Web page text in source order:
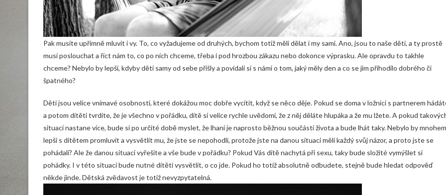
Pak musíte upřímně mluvit i vy. To, co vyžadujeme od druhých, bychom totiž měli dělat i my sami. Ano, jsou to naše děti, a ty prostě
musí poslouchat a říct nám to, co po nich chceme, třeba i pod hrozbou zákazu nebo dokonce výprasku. Ale opravdu to takhle
chceme? Nebylo by lepší, kdyby děti samy od sebe přišly a povídali si s námi o tom, jaký měly den a co se jim přihodilo dobrého či
špatného?
Děti jsou velice vnímavé osobnosti, které dokážou moc dobře vycítit, když se něco děje. Pokud se doma v ložnici s partnerem
a potom dítěti tvrdíte, že je všechno v pořádku, dítě si velice rychle uvědomí, že z něj děláte hlupáka a že mu lžete. A pokud
situací nastane více, bude si po určité době myslet, že lhaní je naprosto běžnou součástí života a bude lhát taky. Nebylo by mnohem
lepší s dítětem promluvit a vysvětlit mu, že jste se nepohodli, protože jste na danou situaci měli každý svůj názor, a proto jste se
pohádali? Ale že danou situaci vyřešíte a vše bude v pořádku? Pokud Vás dítě nachytá při sexu, taky bude složité vymýšlet si
pohádky. I v této situaci bude nutné dítěti vysvětlit, o co jde. Pokud ho totiž absolutně odbudete, stejně bude hledat odpověď
někde jinde. Dětská zvědavost je totiž nevyzpytatelná.